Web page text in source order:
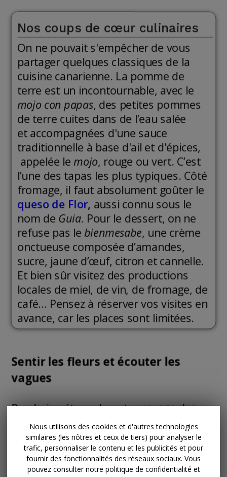
Nous utilisons des cookies et d'autres technologies
similaires (les nôtres et ceux de tiers) pour analyser le
trafic, personnaliser le contenu et les publicités et pour
fournir des fonctionnalités des réseaux sociaux. Vous
pouvez consulter notre politique de confidentialité et